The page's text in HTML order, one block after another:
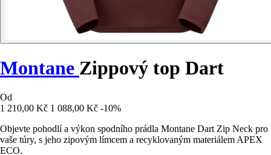
Montane Zippový top Dart
Od
1 210,00 Kč 1 088,00 Kč -10%
Objevte pohodlí a výkon spodního prádla Montane Dart Zip Neck pro
vaše túry, s jeho zipovým límcem a recyklovaným materiálem APEX
ECO.